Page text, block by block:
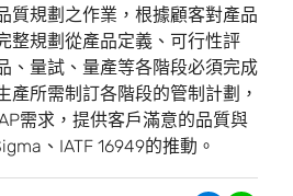
質規劃之作業，根據顧客對產品
整規劃從產品定義、可行性評
、量試、量產等各階段必須完成
產所需制訂各階段的管制計劃，
需求，提供客戶滿意的品質與
、IATF 16949的推動。